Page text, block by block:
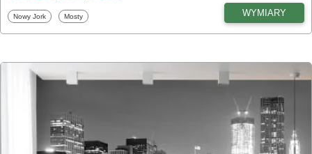
Fototapety
Nowy Jork Fototapety
Mosty WYMIARY